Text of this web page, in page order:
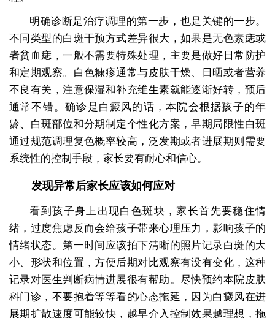
明确诊断是治疗调理的第一步，也是关键的一步。
不同类型的白斑干预方式差异很大，如果是无色素痣或
者贫血痣，一般不需要特殊处理，主要是做好日常防护
和定期观察。白色糠疹通常与皮肤干燥、日晒或者营养
不良有关，注意保湿和补充维生素就能逐渐好转，预后
通常不错。确诊是白癜风的话，本院会根据孩子的年
龄、白斑部位和分期制定个性化方案，早期局限性白斑
通过规范调理复色概率较高，泛发期或者进展期则需要
系统性的控制手段，家长要有耐心和信心。
发现异常后家长应该如何应对
看到孩子身上出现白色斑块，家长首先要稳住情
绪，过度焦虑反而会给孩子带来心理压力，影响孩子的
情绪状态。第一时间应该拍下清晰的照片记录白斑的大
小、形状和位置，方便后期对比观察有没有变化，这种
记录对医生判断病情进展很有帮助。尽快预约本院皮肤
科门诊，不要抱着等等看的心态拖延，因为白癜风在进
展期扩散速度可能较快，越早介入控制效果越理想，拖